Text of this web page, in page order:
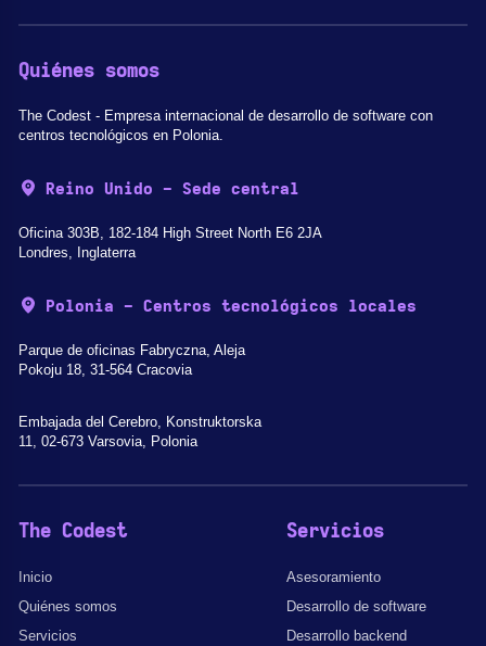
Quiénes somos
The Codest - Empresa internacional de desarrollo de software con
centros tecnológicos en Polonia.
Reino Unido - Sede central
Oficina 303B, 182-184 High Street North E6 2JA
Londres, Inglaterra
Polonia - Centros tecnológicos locales
Parque de oficinas Fabryczna, Aleja
Pokoju 18, 31-564 Cracovia
Embajada del Cerebro, Konstruktorska
11, 02-673 Varsovia, Polonia
The Codest
Inicio
Quiénes somos
Servicios
Servicios
Asesoramiento
Desarrollo de software
Desarrollo backend